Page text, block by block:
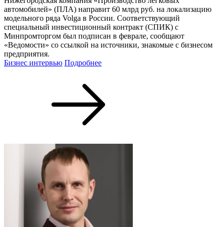
автомобилей» (ПЛА) направит 60 млрд руб. на локализацию
модельного ряда Volga в России. Соответствующий
специальный инвестиционный контракт (СПИК) с
Минпромторгом был подписан в феврале, сообщают
«Ведомости» со ссылкой на источники, знакомые с бизнесом
предприятия.
Бизнес интервью Подробнее